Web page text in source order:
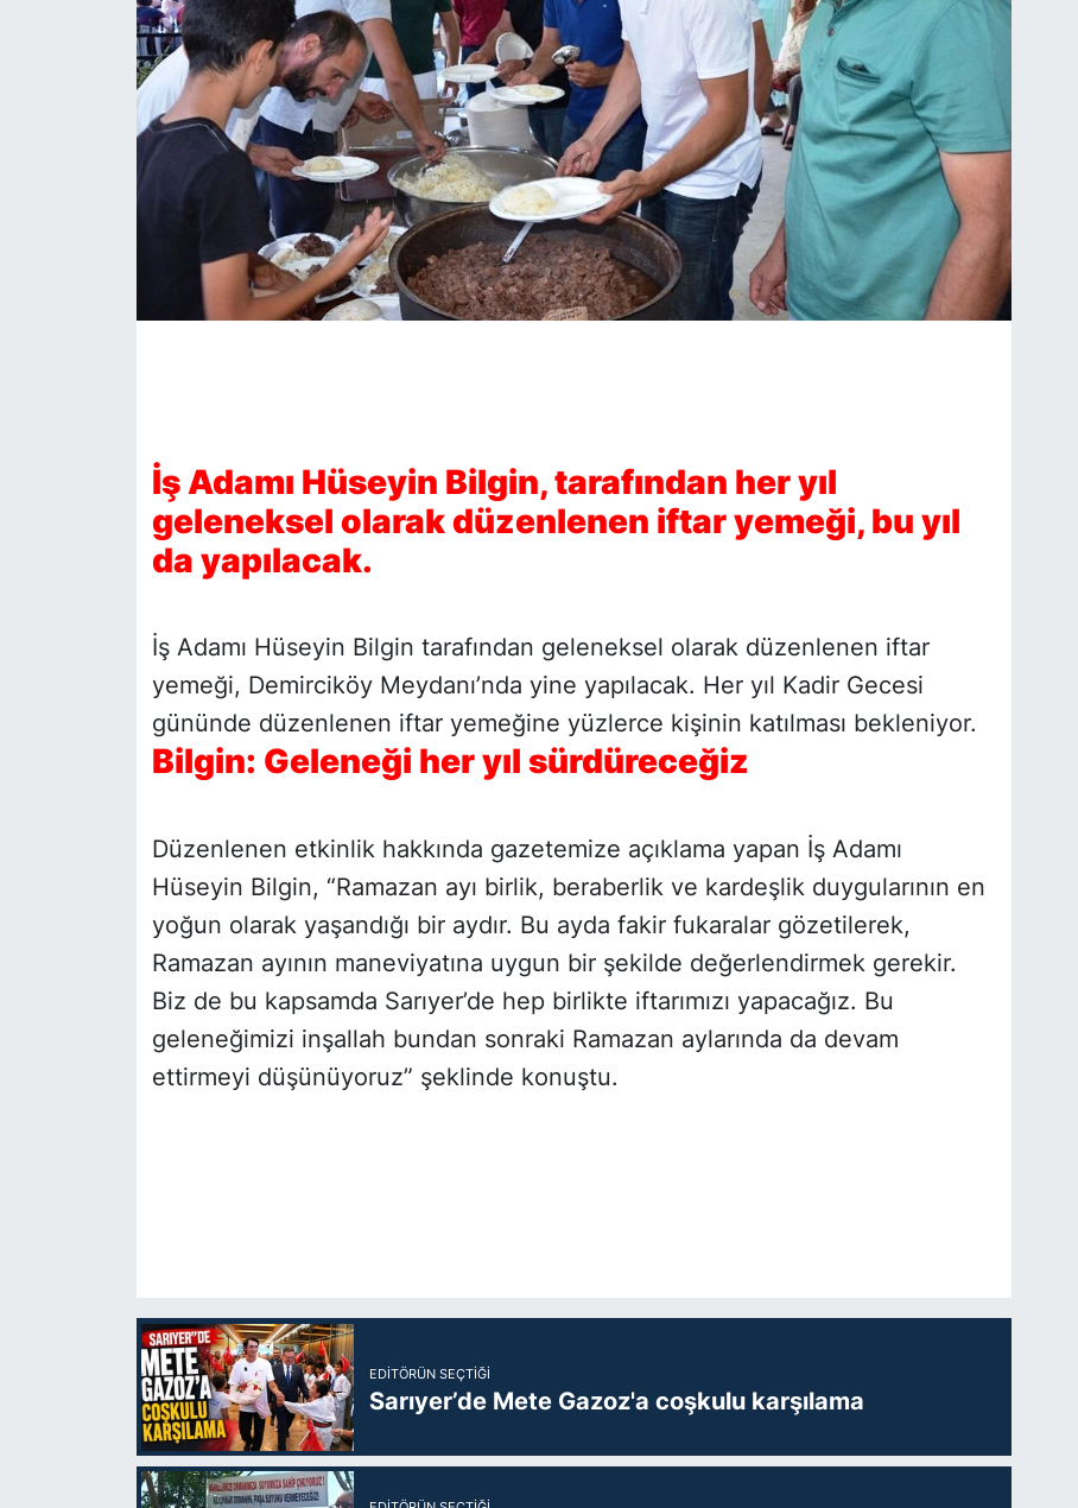
İş Adamı Hüseyin Bilgin, tarafından her yıl
geleneksel olarak düzenlenen iftar yemeği, bu yıl
da yapılacak.
İş Adamı Hüseyin Bilgin tarafından geleneksel olarak düzenlenen iftar
yemeği, Demirciköy Meydanı’nda yine yapılacak. Her yıl Kadir Gecesi
gününde düzenlenen iftar yemeğine yüzlerce kişinin katılması bekleniyor.
Bilgin: Geleneği her yıl sürdüreceğiz
Düzenlenen etkinlik hakkında gazetemize açıklama yapan İş Adamı
Hüseyin Bilgin, “Ramazan ayı birlik, beraberlik ve kardeşlik duygularının en
yoğun olarak yaşandığı bir aydır. Bu ayda fakir fukaralar gözetilerek,
Ramazan ayının maneviyatına uygun bir şekilde değerlendirmek gerekir.
Biz de bu kapsamda Sarıyer’de hep birlikte iftarımızı yapacağız. Bu
geleneğimizi inşallah bundan sonraki Ramazan aylarında da devam
ettirmeyi düşünüyoruz” şeklinde konuştu.
EDITÖRÜN SEÇTIĞI
Sarıyer’de Mete Gazoz'a coşkulu karşılama
KÖŞE YAZILARI
KÖŞE YAZILARI (Arşiv)
KÜLTÜR SANAT
SARIYER İMAR BARIŞI
SON DAKİKA HABERİ
TEKNOLOJİ
VİDEO GALERİ